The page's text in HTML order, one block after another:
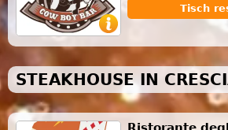
Tisch
STEAKHOUSE IN